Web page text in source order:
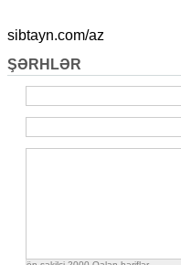
sibtayn.com/az
ŞƏRHLƏR